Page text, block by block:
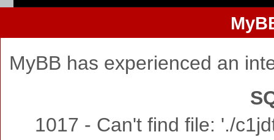
MyBB has experienced an
1017 - Can't find file: './